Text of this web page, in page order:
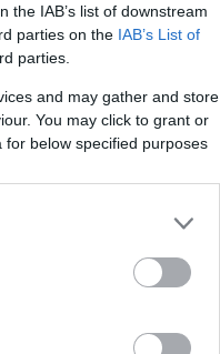
IAB’s list of downstream
parties on the IAB’s List of
parties.
and may gather and store
You may click to grant or
below specified purposes
borozás
az